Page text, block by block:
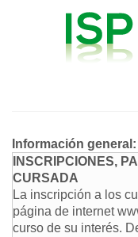
Información general:
INSCRIPCIONES,
CURSADA
La inscripción a los
página de internet
curso de su interés.